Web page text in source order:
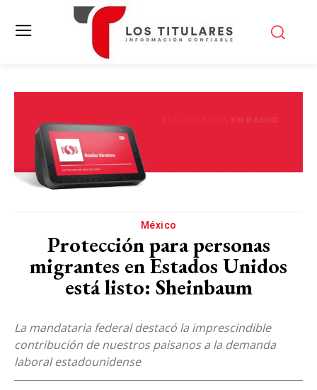
México
Protección para personas
migrantes en Estados Unidos
está listo: Sheinbaum
La mandataria federal destacó la imprescindible
contribución de nuestros paisanos a la demanda
laboral estadounidense